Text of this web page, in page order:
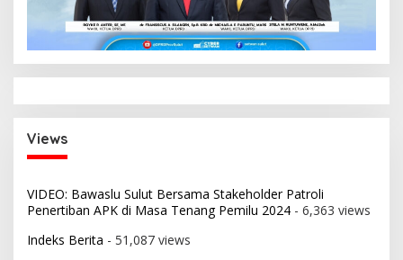
Views
VIDEO: Bawaslu Sulut Bersama Stakeholder Patroli
Penertiban APK di Masa Tenang Pemilu 2024 - 6,363 views
Indeks Berita - 51,087 views